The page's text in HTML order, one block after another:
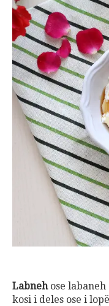
Labnehose labaneh
kosi i deles ose i